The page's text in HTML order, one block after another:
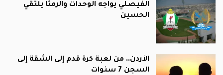
الفيصلي يواجه الوحدات والرمثا يلتقي
الحسين
الأردن.. من لعبة كرة قدم إلى الشقة إلى
السجن 7 سنوات